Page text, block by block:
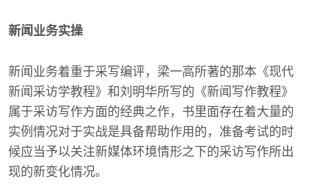
新闻业务实操
新闻业务着重于采写编评，梁一高所著的那本《现代
新闻采访学教程》和刘明华所写的《新闻写作教程》
属于采访写作方面的经典之作，书里面存在着大量的
实例情况对于实战是具备帮助作用的，准备考试的时
候应当予以关注新媒体环境情形之下的采访写作所出
现的新变化情况。